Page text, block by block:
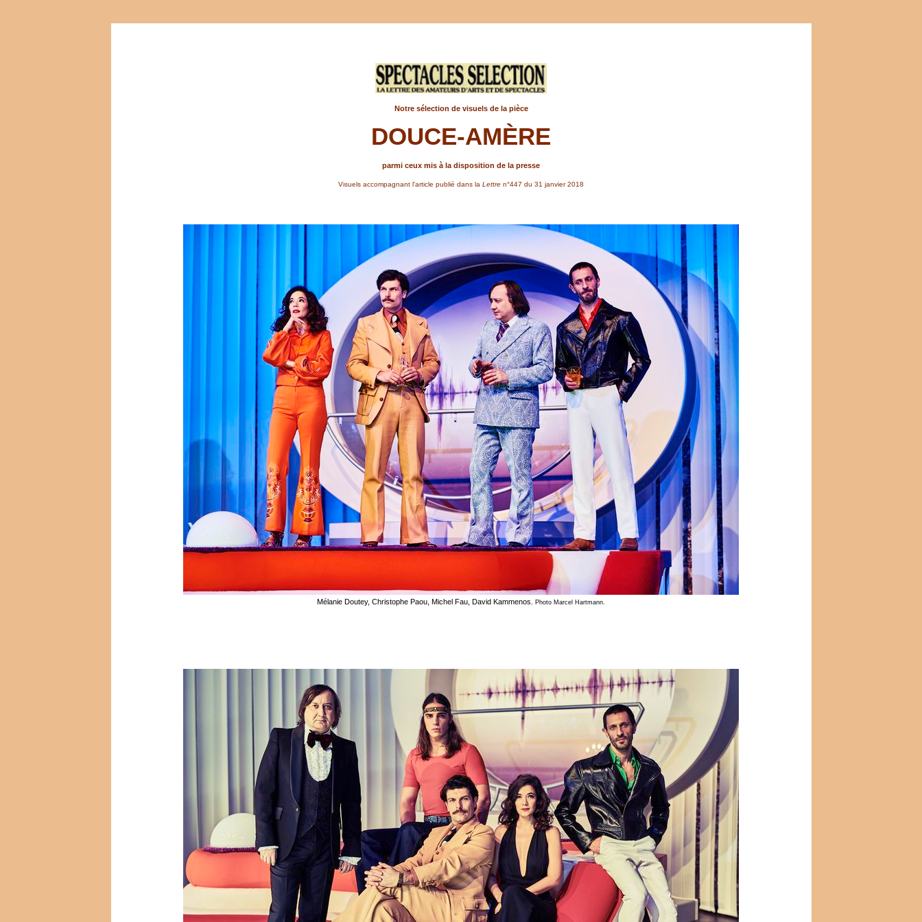
Notre sélection de visuels de la pièce
DOUCE-AMÈRE
parmi ceux mis à la disposition de la presse
Visuels accompagnant l'article publié dans la Lettre n°447 du 31 janvier 2018
Mélanie Doutey, Christophe Paou, Michel Fau, David Kammenos. Photo Marcel Hartmann.